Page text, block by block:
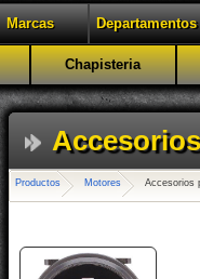
Marcas Departamentos
Chapisteria
Productos Motores Accesorios